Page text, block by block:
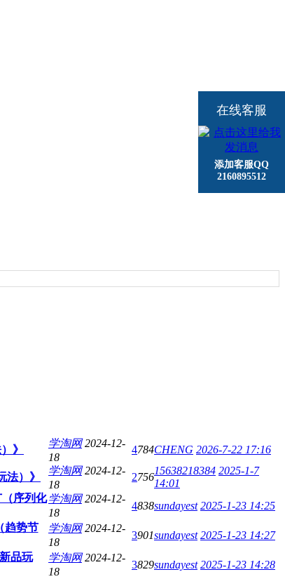
》
学淘网 2024-12-
18
4784CHENG 2026-7-22 17:16
）》
学淘网 2024-12-
18
2756
15638218384 2025-1-7
14:01
（序列化学淘网 2024-12-
18
4838sundayest 2025-1-23 14:25
趋势节
学淘网 2024-12-
18
3901sundayest 2025-1-23 14:27
品玩
学淘网 2024-12-
18
3829sundayest 2025-1-23 14:28
在线客服
添加客服QQ
2160895512